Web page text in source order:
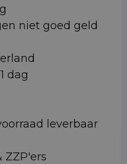
niet goed geld
dag
leverbaar
ZZP'ers